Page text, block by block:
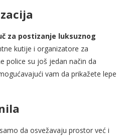
za postizanje luksuznog
kutije i organizatore za
police su još jedan način da
vam da prikažete lepe
da osvežavaju prostor već i